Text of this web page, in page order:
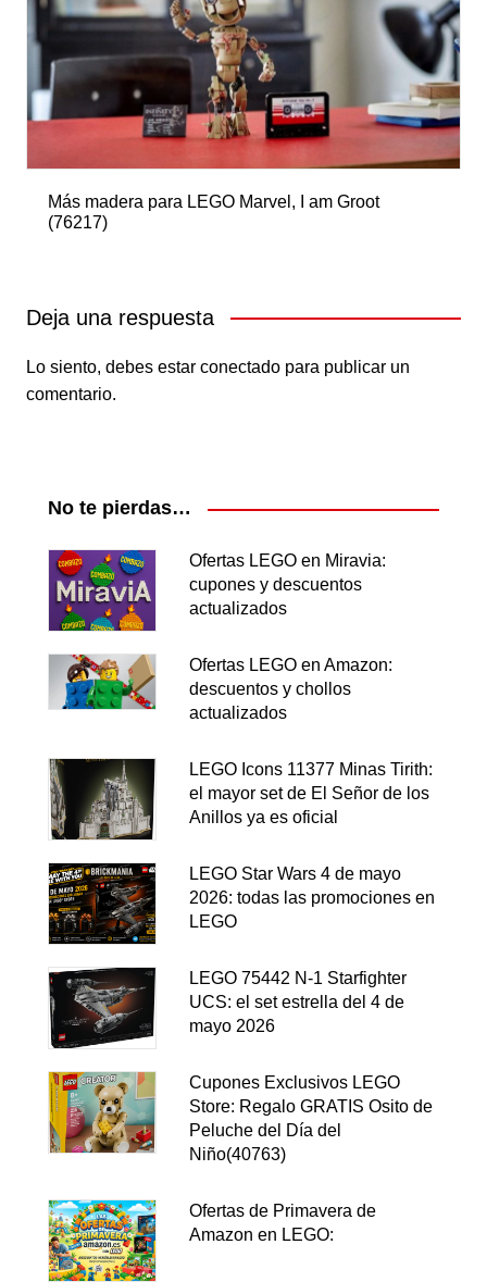
Más madera para LEGO Marvel, I am Groot
(76217)
Deja una respuesta
Lo siento, debes estar conectadopara publicar un
comentario.
No te pierdas…
Ofertas LEGO en Miravia:
cupones y descuentos
actualizados
Ofertas LEGO en Amazon:
descuentos y chollos
actualizados
LEGO Icons 11377 Minas Tirith:
el mayor set de El Señor de los
Anillos ya es oficial
LEGO Star Wars 4 de mayo
2026: todas las promociones en
LEGO
LEGO 75442 N-1 Starfighter
UCS: el set estrella del 4 de
mayo 2026
Cupones Exclusivos LEGO
Store: Regalo GRATIS Osito de
Peluche del Día del
Niño(40763)
Ofertas de Primavera de
Amazon en LEGO: